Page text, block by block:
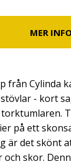
MER
från Cylinda
- kort
på ett
är det skönt
skor.